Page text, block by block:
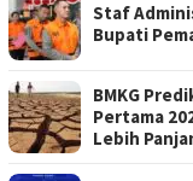
Staf
Bupati
BMKG
Pertama
Lebih